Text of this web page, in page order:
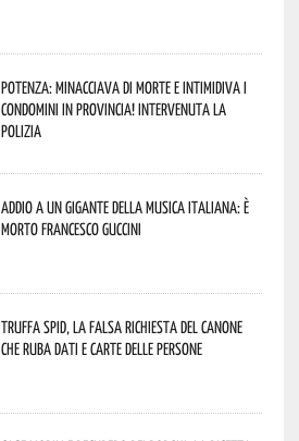
Potenza: minacciava di morte e intimidiva i
condomini in provincia! Intervenuta la
Polizia
Addio a un gigante della musica italiana: è
morto Francesco Guccini
Truffa Spid, la falsa richiesta del canone
che ruba dati e carte delle persone